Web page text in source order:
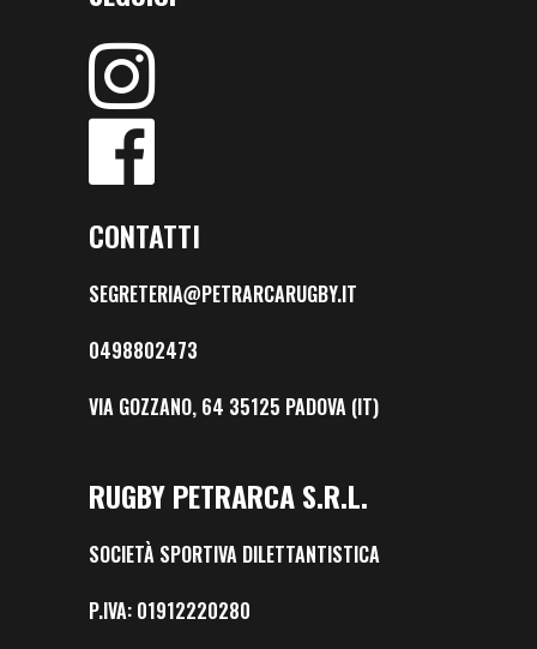
CONTATTI
SEGRETERIA@PETRARCARUGBY.IT
0498802473
VIA GOZZANO, 64 35125 PADOVA (IT)
RUGBY PETRARCA S.R.L.
SOCIETÀ SPORTIVA DILETTANTISTICA
P.IVA: 01912220280